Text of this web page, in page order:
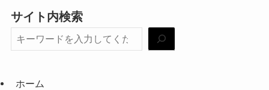
サイト内検索
ホーム